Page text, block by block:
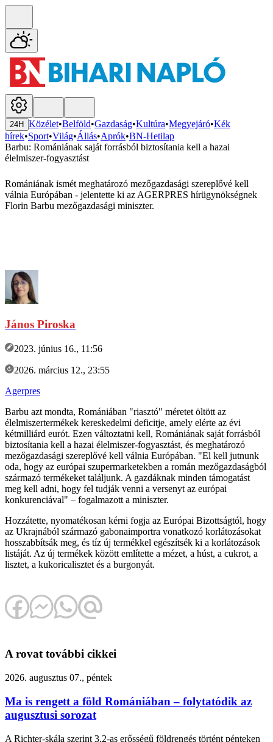
24H Közélet•Belföld•Gazdaság•Kultúra•Megyejáró•Kék
hírek•Sport•Világ•Állás•Aprók•BN-Hetilap
Barbu: Romániának saját forrásból biztosítania kell a hazai
élelmiszer-fogyasztást
Romániának ismét meghatározó mezőgazdasági szereplővé kell
válnia Európában - jelentette ki az AGERPRES hírügynökségnek
Florin Barbu mezőgazdasági miniszter.
János Piroska
2023. június 16., 11:56
2026. március 12., 23:55
Agerpres
Barbu azt mondta, Romániában "riasztó" méretet öltött az
élelmiszertermékek kereskedelmi deficitje, amely elérte az évi
kétmilliárd eurót. Ezen változtatni kell, Romániának saját forrásból
biztosítania kell a hazai élelmiszer-fogyasztást, és meghatározó
mezőgazdasági szereplővé kell válnia Európában. "El kell jutnunk
oda, hogy az európai szupermarketekben a román mezőgazdaságból
származó termékeket találjunk. A gazdáknak minden támogatást
meg kell adni, hogy fel tudják venni a versenyt az európai
konkurenciával" – fogalmazott a miniszter.
Hozzátette, nyomatékosan kérni fogja az Európai Bizottságtól, hogy
az Ukrajnából származó gabonaimportra vonatkozó korlátozásokat
hosszabbítsák meg, és tíz új termékkel egészítsék ki a korlátozások
listáját. Az új termékek között említette a mézet, a húst, a cukrot, a
lisztet, a kukoricalisztet és a burgonyát.
A rovat további cikkei
2026. augusztus 07., péntek
Ma is rengett a föld Romániában – folytatódik az
augusztusi sorozat
A Richter-skála szerint 3,2-as erősségű földrengés történt pénteken